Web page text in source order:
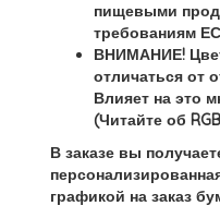
пищевыми
требованиям ЕС
ВНИМАНИЕ!
отличаться от
Влияет на это
(Читайте об
В заказе вы
графикой на заказ